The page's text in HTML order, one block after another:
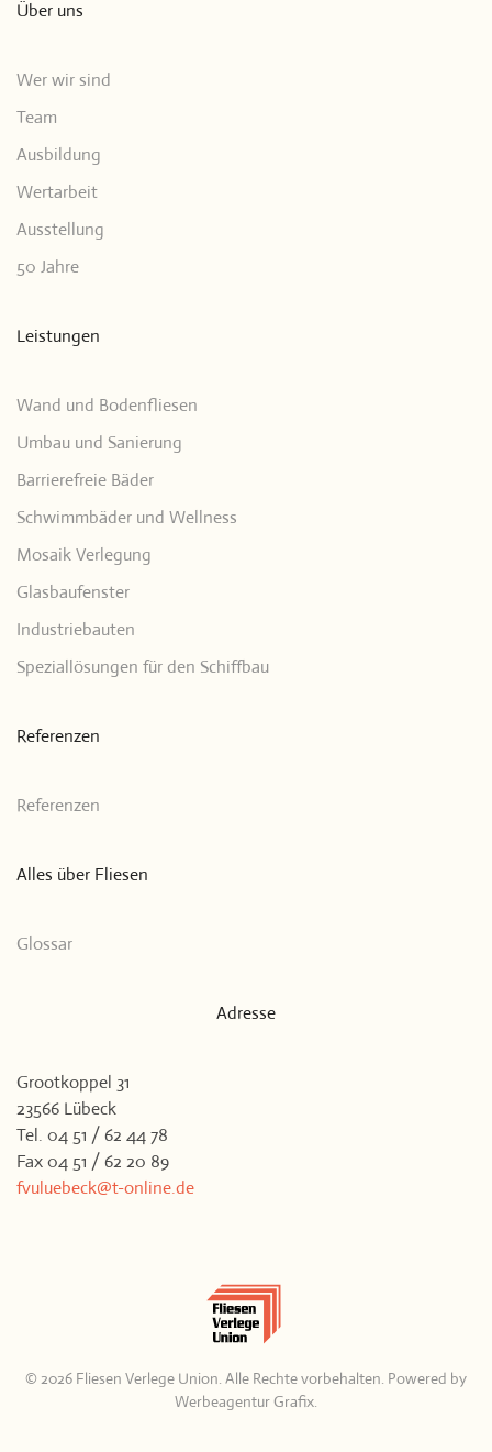
Über uns
Wer wir sind
Team
Ausbildung
Wertarbeit
Ausstellung
50 Jahre
Leistungen
Wand und Bodenfliesen
Umbau und Sanierung
Barrierefreie Bäder
Schwimmbäder und Wellness
Mosaik Verlegung
Glasbaufenster
Industriebauten
Speziallösungen für den Schiffbau
Referenzen
Referenzen
Alles über Fliesen
Glossar
Adresse
Grootkoppel 31
23566 Lübeck
Tel. 04 51 / 62 44 78
Fax 04 51 / 62 20 89
fvuluebeck@t-online.de
© 2026 Fliesen Verlege Union. Alle Rechte vorbehalten. Powered by
Werbeagentur Grafix.